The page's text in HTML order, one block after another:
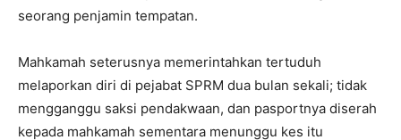
seorang penjamin tempatan.
Mahkamah seterusnya memerintahkan tertuduh
melaporkan diri di pejabat SPRM dua bulan sekali; tidak
mengganggu saksi pendakwaan, dan pasportnya diserah
kepada mahkamah sementara menunggu kes itu